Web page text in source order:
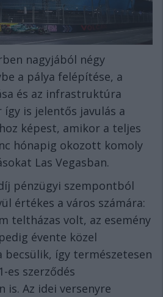
nagyjából négy
a pálya felépítése, a
és az infrastruktúra
is jelentős javulás a
képest, amikor a teljes
hónapig okozott komoly
Las Vegasban.
pénzügyi szempontból
értékes a város számára:
teltházas volt, az esemény
évente közel
így természetesen
es szerződés
is. Az idei versenyre